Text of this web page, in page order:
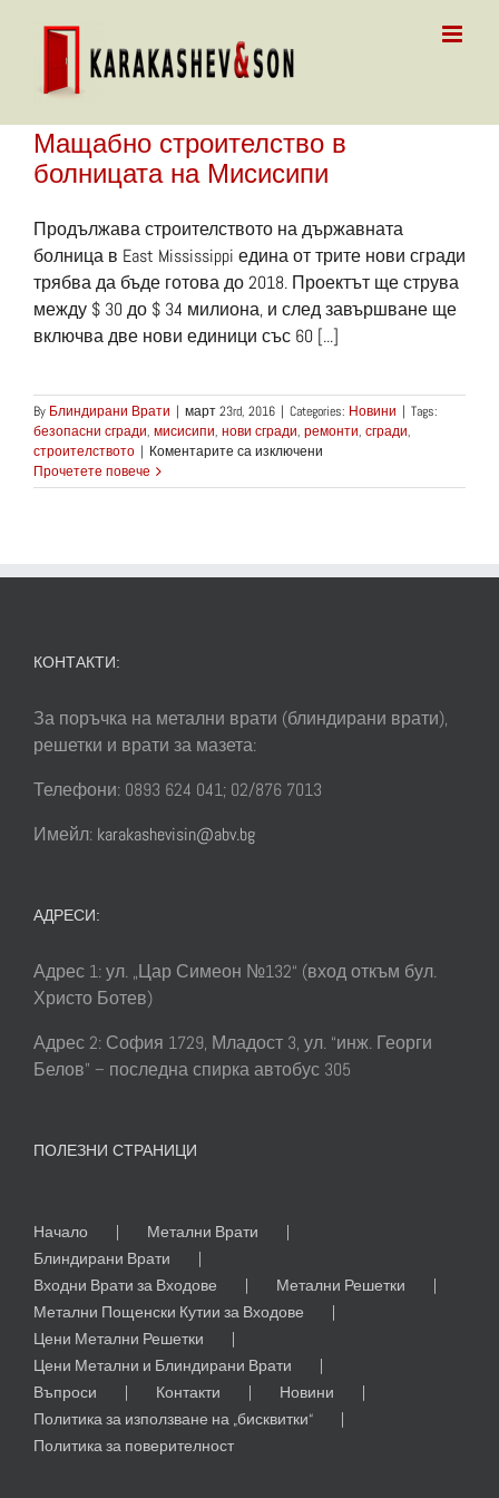
Мащабно строителство в
болницата на Мисисипи
Продължава строителството на държавната
болница в East Mississippi едина от трите нови сгради
трябва да бъде готова до 2018. Проектът ще струва
между $ 30 до $ 34 милиона, и след завършване ще
включва две нови единици със 60 [...]
By Блиндирани Врати | март 23rd, 2016 | Categories: Новини | Tags:
безопасни сгради, мисисипи, нови сгради, ремонти, сгради,
строителството | Коментарите са изключени
строителство
Прочетете повече
КОНТАКТИ:
За поръчка на метални врати (блиндирани врати),
решетки и врати за мазета:
Телефони: 0893 624 041; 02/876 7013
Имейл: karakashevisin@abv.bg
АДРЕСИ:
Адрес 1: ул. „Цар Симеон №132“ (вход откъм бул.
Христо Ботев)
Адрес 2: София 1729, Младост 3, ул. “инж. Георги
Белов” – последна спирка автобус 305
ПОЛЕЗНИ СТРАНИЦИ
Начало
Метални Врати
Блиндирани Врати
Входни Врати за Входове
Метални Решетки
Метални Пощенски Кутии за Входове
Цени Метални Решетки
Цени Метални и Блиндирани Врати
Въпроси
Контакти
Новини
Политика за използване на „бисквитки“
Политика за поверителност